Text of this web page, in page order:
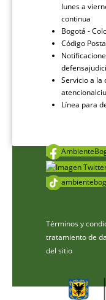
lunes a
continua
Bogotá -
Código
Servicio a la
Línea para
Términos y
tratamiento de
del sitio